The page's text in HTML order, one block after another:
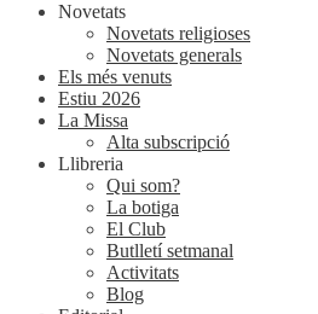
Novetats
Novetats religioses
Novetats generals
Els més venuts
Estiu 2026
La Missa
Alta subscripció
Llibreria
Qui som?
La botiga
El Club
Butlletí setmanal
Activitats
Blog